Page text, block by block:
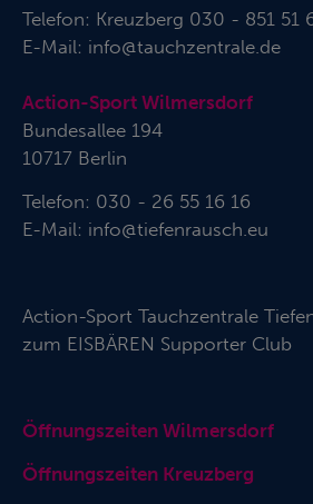
Telefon: Kreuzberg 030 - 851 51
E-Mail: info@tauchzentrale.de
Action-Sport Wilmersdorf
Bundesallee 194
10717 Berlin
Telefon: 030 - 26 55 16 16
E-Mail: info@tiefenrausch.eu
Action-Sport Tauchzentrale
zum EISBÄREN Supporter Club
Öffnungszeiten Wilmersdorf
Öffnungszeiten Kreuzberg